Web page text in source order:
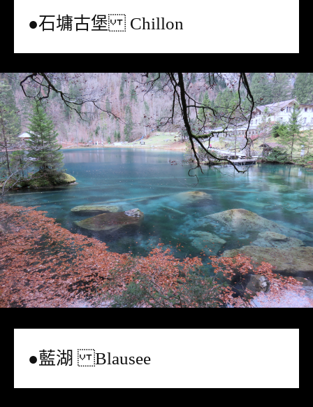
●石墉古堡 Chillon
●藍湖 Blausee